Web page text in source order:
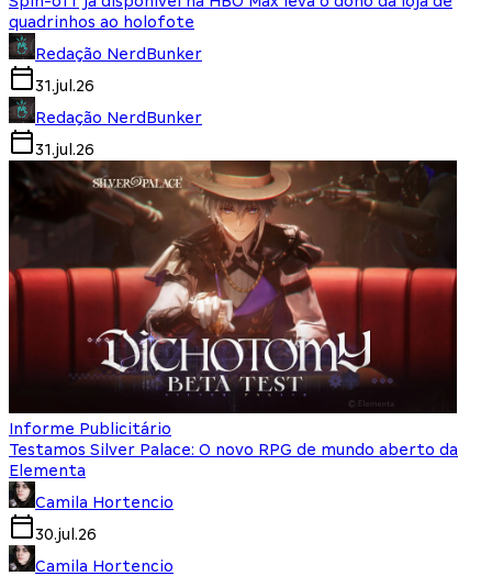
quadrinhos ao holofote
Redação NerdBunker
31.jul.26
Redação NerdBunker
31.jul.26
Informe Publicitário
Testamos Silver Palace: O novo RPG de mundo aberto da
Elementa
Camila Hortencio
30.jul.26
Camila Hortencio